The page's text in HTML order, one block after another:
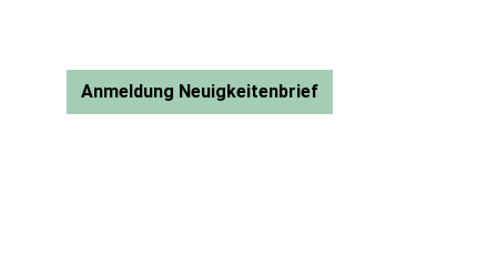
Anmeldung Neuigkeitenbrief